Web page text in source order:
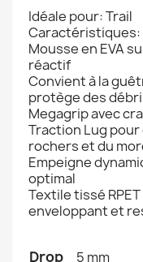
Idéale pour: Trail
Caractéristiques:
Mousse en EVA
réactif
Convient à la
protège des
Megagrip avec
Traction Lug
rochers et du
Empeigne
optimal
Textile tissé
enveloppant et
Drop 5 mm